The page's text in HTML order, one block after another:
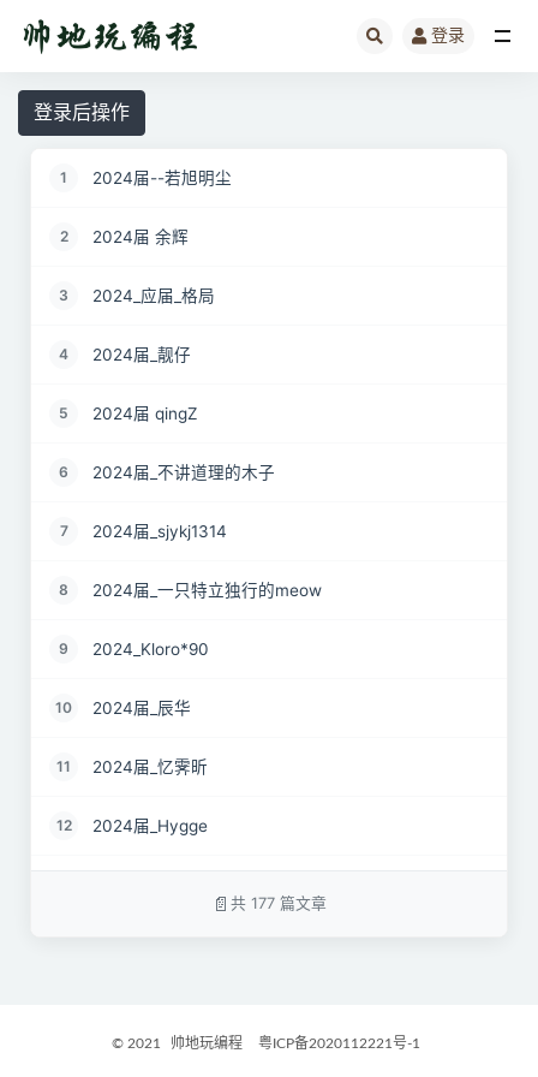
登录
登录后操作
1 2024届--若旭明尘
2 2024届 余辉
3 2024_应届_格局
4 2024届_靓仔
5 2024届 qingZ
6 2024届_不讲道理的木子
7 2024届_sjykj1314
8 2024届_一只特立独行的meow
9 2024_Kloro*90
10 2024届_辰华
11 2024届_忆霁昕
12 2024届_Hygge
共 177 篇文章
© 2021 帅地玩编程 粤ICP备2020112221号-1